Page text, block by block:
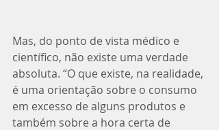
Mas, do ponto de vista médico e
científico, não existe uma verdade
absoluta. “O que existe, na realidade,
é uma orientação sobre o consumo
em excesso de alguns produtos e
também sobre a hora certa de